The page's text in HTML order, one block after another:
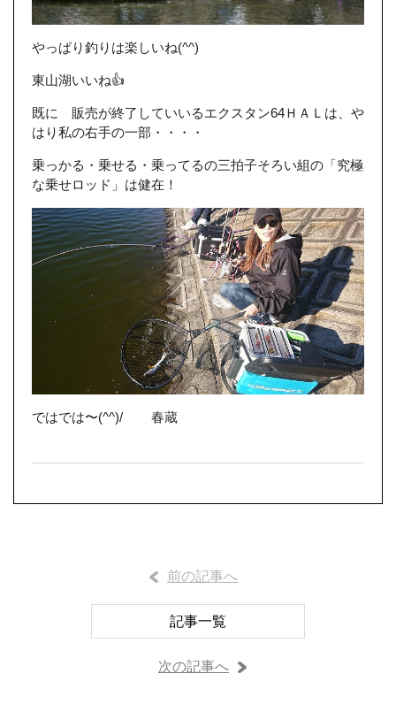
やっぱり釣りは楽しいね(^^)
東山湖いいね👍
既に 販売が終了していいるエクスタン64ＨＡＬは、や
はり私の右手の一部・・・・
乗っかる・乗せる・乗ってるの三拍子そろい組の「究極
な乗せロッド」は健在！
ではでは〜(^^)/ 春蔵
前の記事へ
記事一覧
次の記事へ